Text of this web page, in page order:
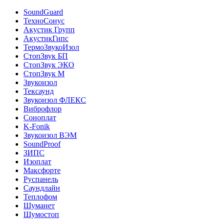
SoundGuard
ТехноСонус
Акустик Групп
АкустикГипс
ТермоЗвукоИзол
СтопЗвук БП
СтопЗвук ЭКО
СтопЗвук М
Звукоизол
Тексаунд
Звукоизол ФЛЕКС
Виброфлор
Соноплат
K-Fonik
Звукоизол ВЭМ
SoundProof
ЗИПС
Изоплат
Максфорте
Руспанель
Саундлайн
Теплофом
Шуманет
Шумостоп